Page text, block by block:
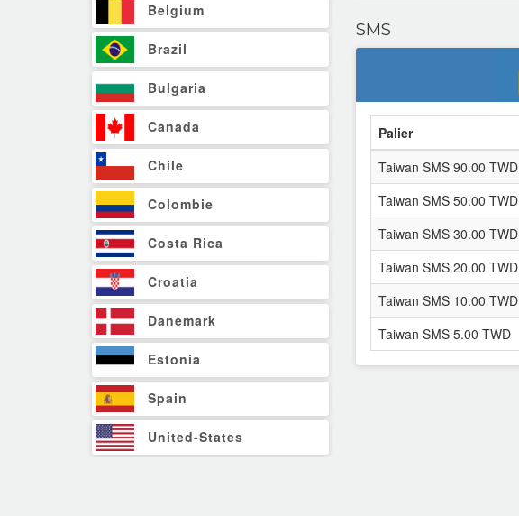
Belgium
Brazil
Bulgaria
Canada
Chile
Colombie
Costa Rica
Croatia
Danemark
Estonia
Spain
United-States
SMS
Palier
Taiwan SMS 90.00 TWD
Taiwan SMS 50.00 TWD
Taiwan SMS 30.00 TWD
Taiwan SMS 20.00 TWD
Taiwan SMS 10.00 TWD
Taiwan SMS 5.00 TWD